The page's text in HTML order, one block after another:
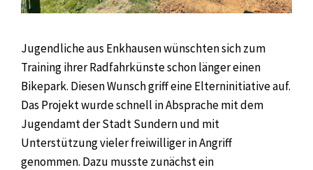
Jugendliche aus Enkhausen wünschten sich zum
Training ihrer Radfahrkünste schon länger einen
Bikepark. Diesen Wunsch griff eine Elterninitiative auf.
Das Projekt wurde schnell in Absprache mit dem
Jugendamt der Stadt Sundern und mit
Unterstützung vieler freiwilliger in Angriff
genommen. Dazu musste zunächst ein